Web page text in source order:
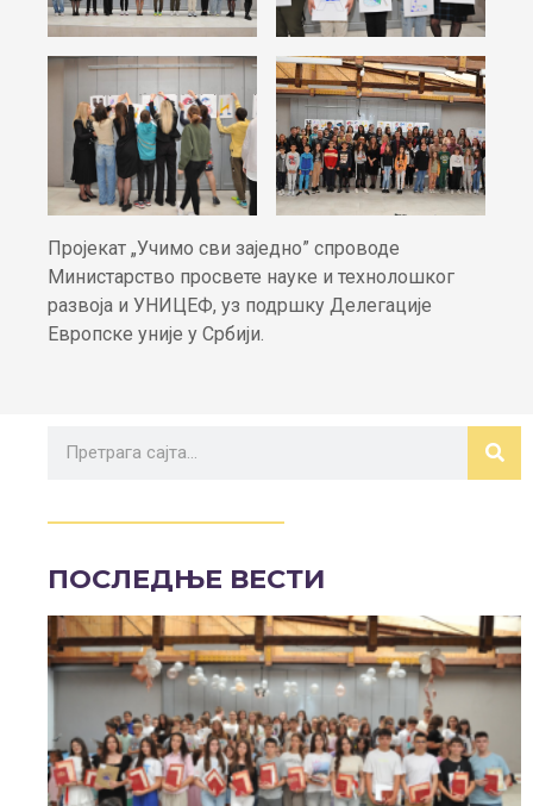
Пројекат „Учимо сви заједно” спроводе
Министарство просвете науке и технолошког
развоја и УНИЦЕФ, уз подршку Делегације
Европске уније у Србији.
ПОСЛЕДЊЕ ВЕСТИ